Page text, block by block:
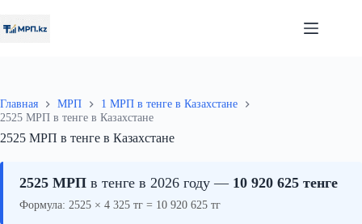
сути
Главная МРП
1 МРП в тенге в Казахстане
2525 МРП в тенге в Казахстане
2525 МРП в тенге в Казахстане
2525 МРП в тенге в 2026 году — 10 920 625 тенге
Формула: 2525 × 4 325 тг = 10 920 625 тг